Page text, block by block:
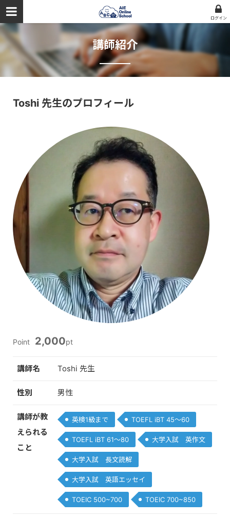
ログイン
講師紹介
Toshi 先生のプロフィール
Point 2,000pt
講師名 Toshi 先生
性別 男性
講師が教
えられる
こと
英検1級まで TOEFL iBT 45～60
TOEFL iBT 61～80 大学入試 英作文
大学入試 長文読解
大学入試 英語エッセイ
TOEIC 500~700 TOEIC 700~850